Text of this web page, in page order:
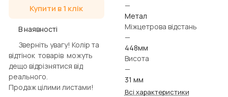
Купити в 1 клік
В наявності
Зверніть увагу! Колір та
відтінок товарів можуть
дещо відрізнятися від
реального.
Продаж цілими листами!
—
Метал
Міжцетрова відстань
—
448мм
Висота
—
31 мм
Всі характеристики